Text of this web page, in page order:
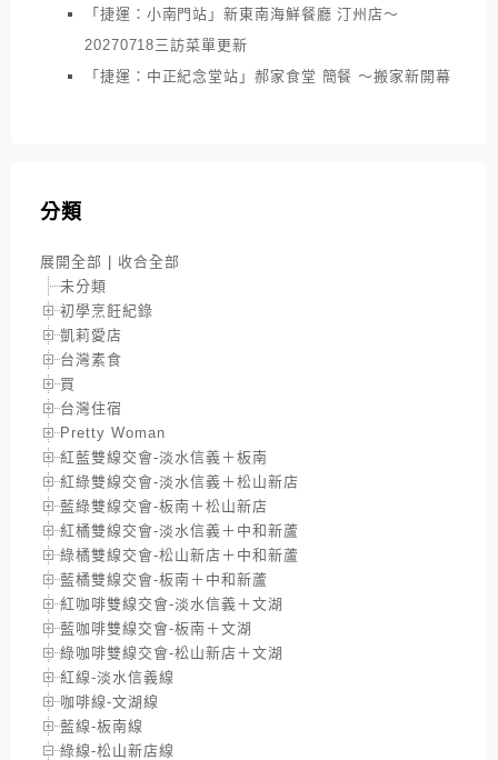
「捷運：小南門站」新東南海鮮餐廳 汀州店～
20270718三訪菜單更新
「捷運：中正紀念堂站」郝家食堂 簡餐 ～搬家新開幕
分類
展開全部
收合全部
未分類
初學烹飪紀錄
凱莉愛店
台灣素食
買
台灣住宿
Pretty Woman
紅藍雙線交會-淡水信義＋板南
紅綠雙線交會-淡水信義＋松山新店
藍綠雙線交會-板南＋松山新店
紅橘雙線交會-淡水信義＋中和新蘆
綠橘雙線交會-松山新店＋中和新蘆
藍橘雙線交會-板南＋中和新蘆
紅咖啡雙線交會-淡水信義＋文湖
藍咖啡雙線交會-板南＋文湖
綠咖啡雙線交會-松山新店＋文湖
紅線-淡水信義線
咖啡線-文湖線
藍線-板南線
綠線-松山新店線